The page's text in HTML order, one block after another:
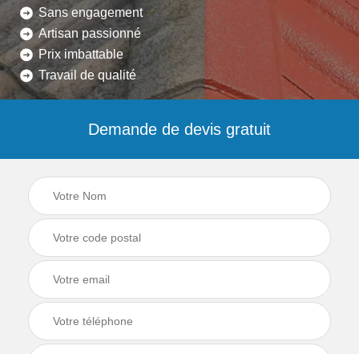
Sans engagement
Artisan passionné
Prix imbattable
Travail de qualité
Demande de devis gratuit